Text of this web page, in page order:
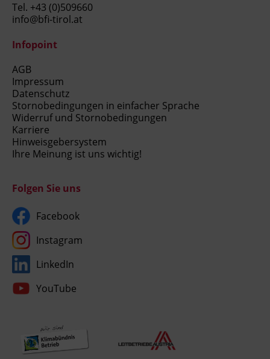
Tel. +43 (0)509660
info@bfi-tirol.at
Infopoint
AGB
Impressum
Datenschutz
Stornobedingungen in einfacher Sprache
Widerruf und Stornobedingungen
Karriere
Hinweisgebersystem
Ihre Meinung ist uns wichtig!
Folgen Sie uns
Facebook
Instagram
LinkedIn
YouTube